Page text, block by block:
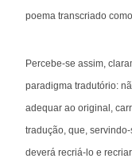
poema transcriado
Percebe-se assim,
paradigma tradutório:
adequar ao original,
tradução, que,
deverá recriá-lo e